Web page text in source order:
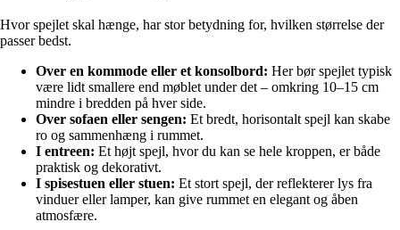
Hvor spejlet skal hænge, har stor betydning for, hvilken størrelse der
passer bedst.
Over en kommode eller et konsolbord: Her bør spejlet typisk
være lidt smallere end møblet under det – omkring 10–15 cm
mindre i bredden på hver side.
Over sofaen eller sengen: Et bredt, horisontalt spejl kan skabe
ro og sammenhæng i rummet.
I entreen: Et højt spejl, hvor du kan se hele kroppen, er både
praktisk og dekorativt.
I spisestuen eller stuen: Et stort spejl, der reflekterer lys fra
vinduer eller lamper, kan give rummet en elegant og åben
atmosfære.